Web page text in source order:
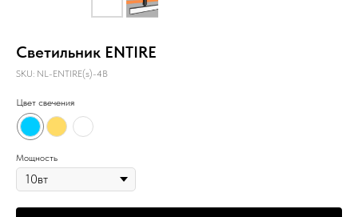
Светильник ENTIRE
SKU: NL-ENTIRE(s)-4B
Цвет свечения
Мощность